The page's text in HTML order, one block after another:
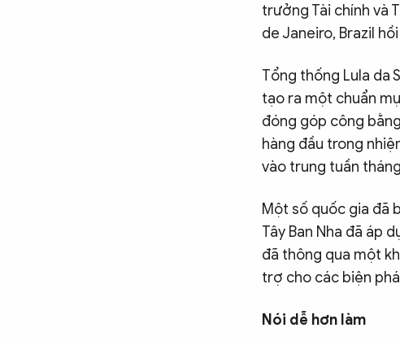
trưởng Tài chính và
de Janeiro, Brazil
Tổng thống Lula da
tạo ra một chuẩn
đóng góp công
hàng đầu trong
vào trung tuần
Một số quốc gia đã
Tây Ban Nha đã áp
đã thông qua một
trợ cho các biện
Nói dễ hơn làm